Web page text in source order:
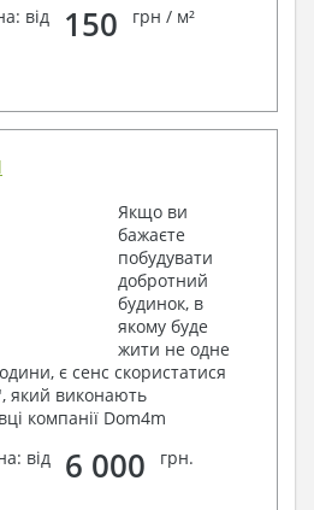
від
150 грн / м²
Якщо ви
бажаєте
побудувати
добротний
будинок, в
якому буде
жити не одне
є сенс скористатися
який виконають
компанії Dom4m
від
6 000 грн.